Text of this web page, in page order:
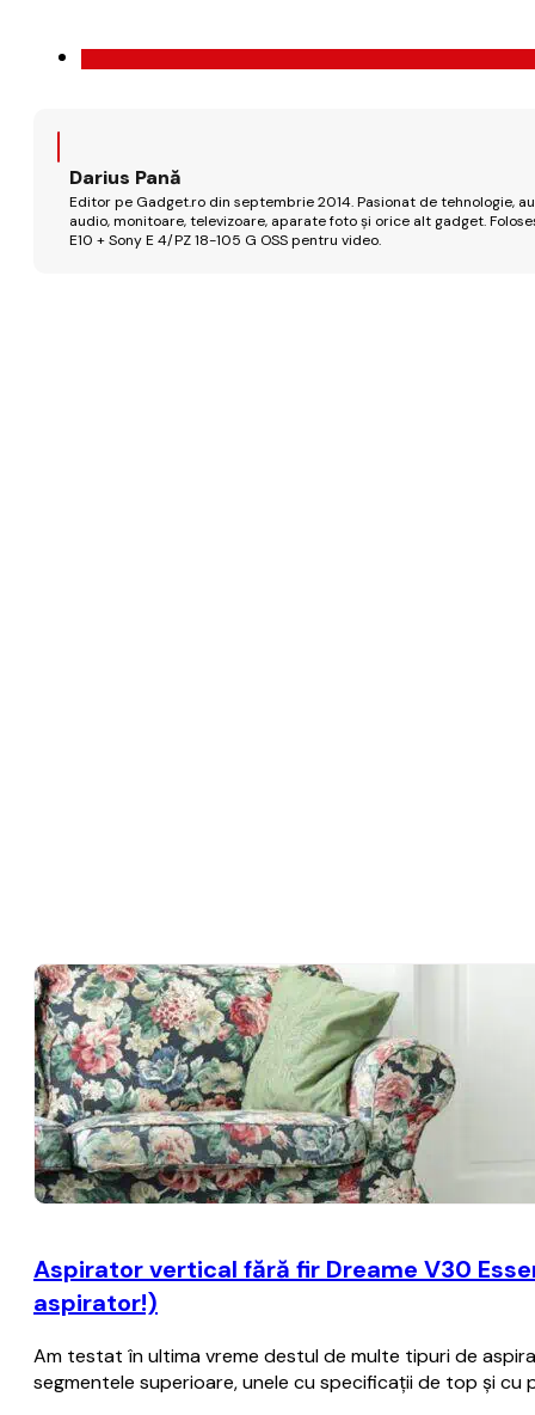
Darius Pană
Editor pe Gadget.ro din septembrie 2014. Pasionat de tehnologie,
audio, monitoare, televizoare, aparate foto și orice alt gadget.
E10 + Sony E 4/PZ 18-105 G OSS pentru video.
Aspirator vertical fără fir Dreame V30
aspirator!)
Am testat în ultima vreme destul de multe tipuri de
segmentele superioare, unele cu specificații de top și